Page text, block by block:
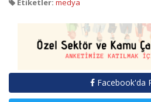
Etiketler: medya
Facebook'da